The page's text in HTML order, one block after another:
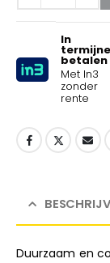
In
betalen
Met In3
zonder
rente
Duurzaam en